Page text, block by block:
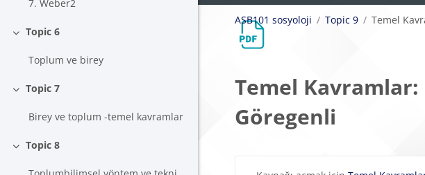
7. Weber2
Daralt
Topic 6
Toplum ve birey
Daralt
Topic 7
Birey ve toplum -temel kavramlar
Daralt
Topic 8
ASB101 sosyoloji Topic 9 Temel
Temel Kavramlar:
Göregenli